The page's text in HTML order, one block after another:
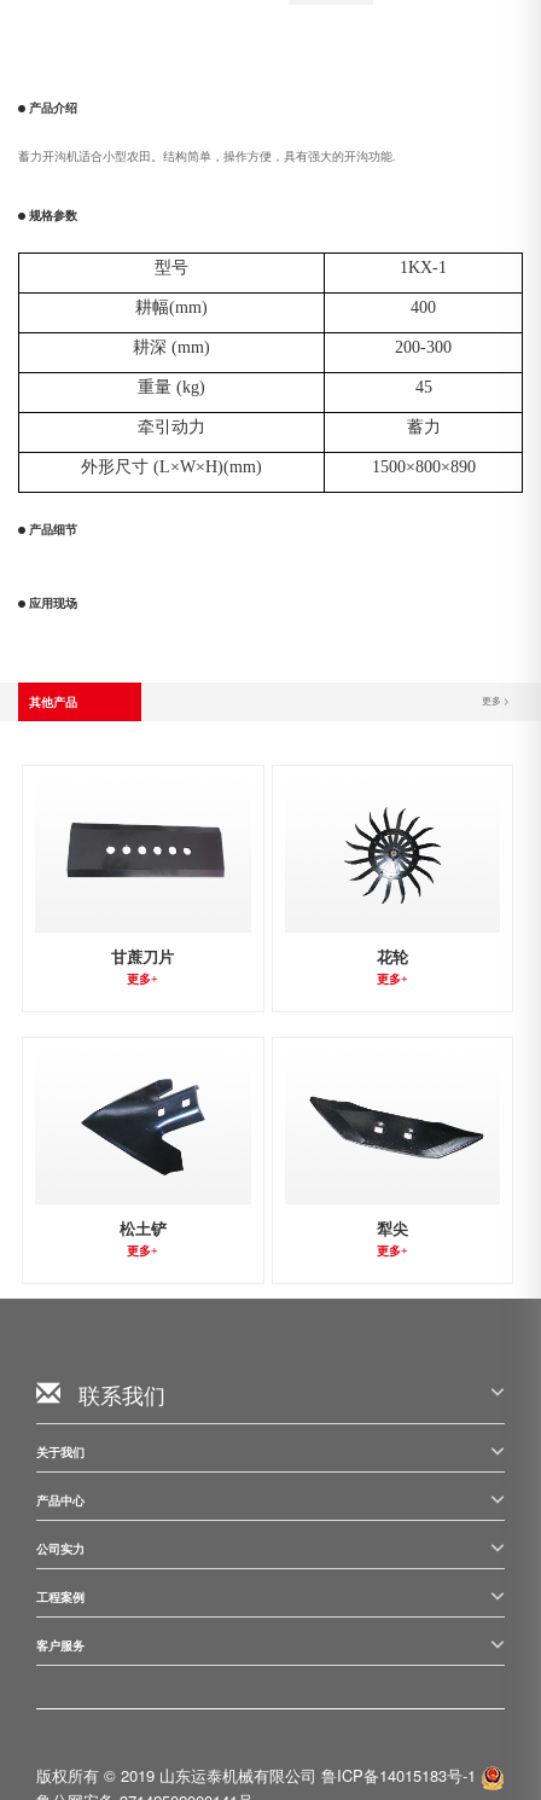
产品介绍
蓄力开沟机适合小型农田。结构简单，操作方便，具有强大的开沟功能.
规格参数
型号 1KX-1
耕幅(mm) 400
耕深 (mm) 200-300
重量 (kg) 45
牵引动力 蓄力
外形尺寸 (L×W×H)(mm) 1500×800×890
产品细节
应用现场
其他产品 更多 >
甘蔗刀片
更多+
花轮
更多+
松土铲
更多+
犁尖
更多+
联系我们
关于我们
产品中心
公司实力
工程案例
客户服务
版权所有 © 2019 山东运泰机械有限公司 鲁ICP备14015183号-1